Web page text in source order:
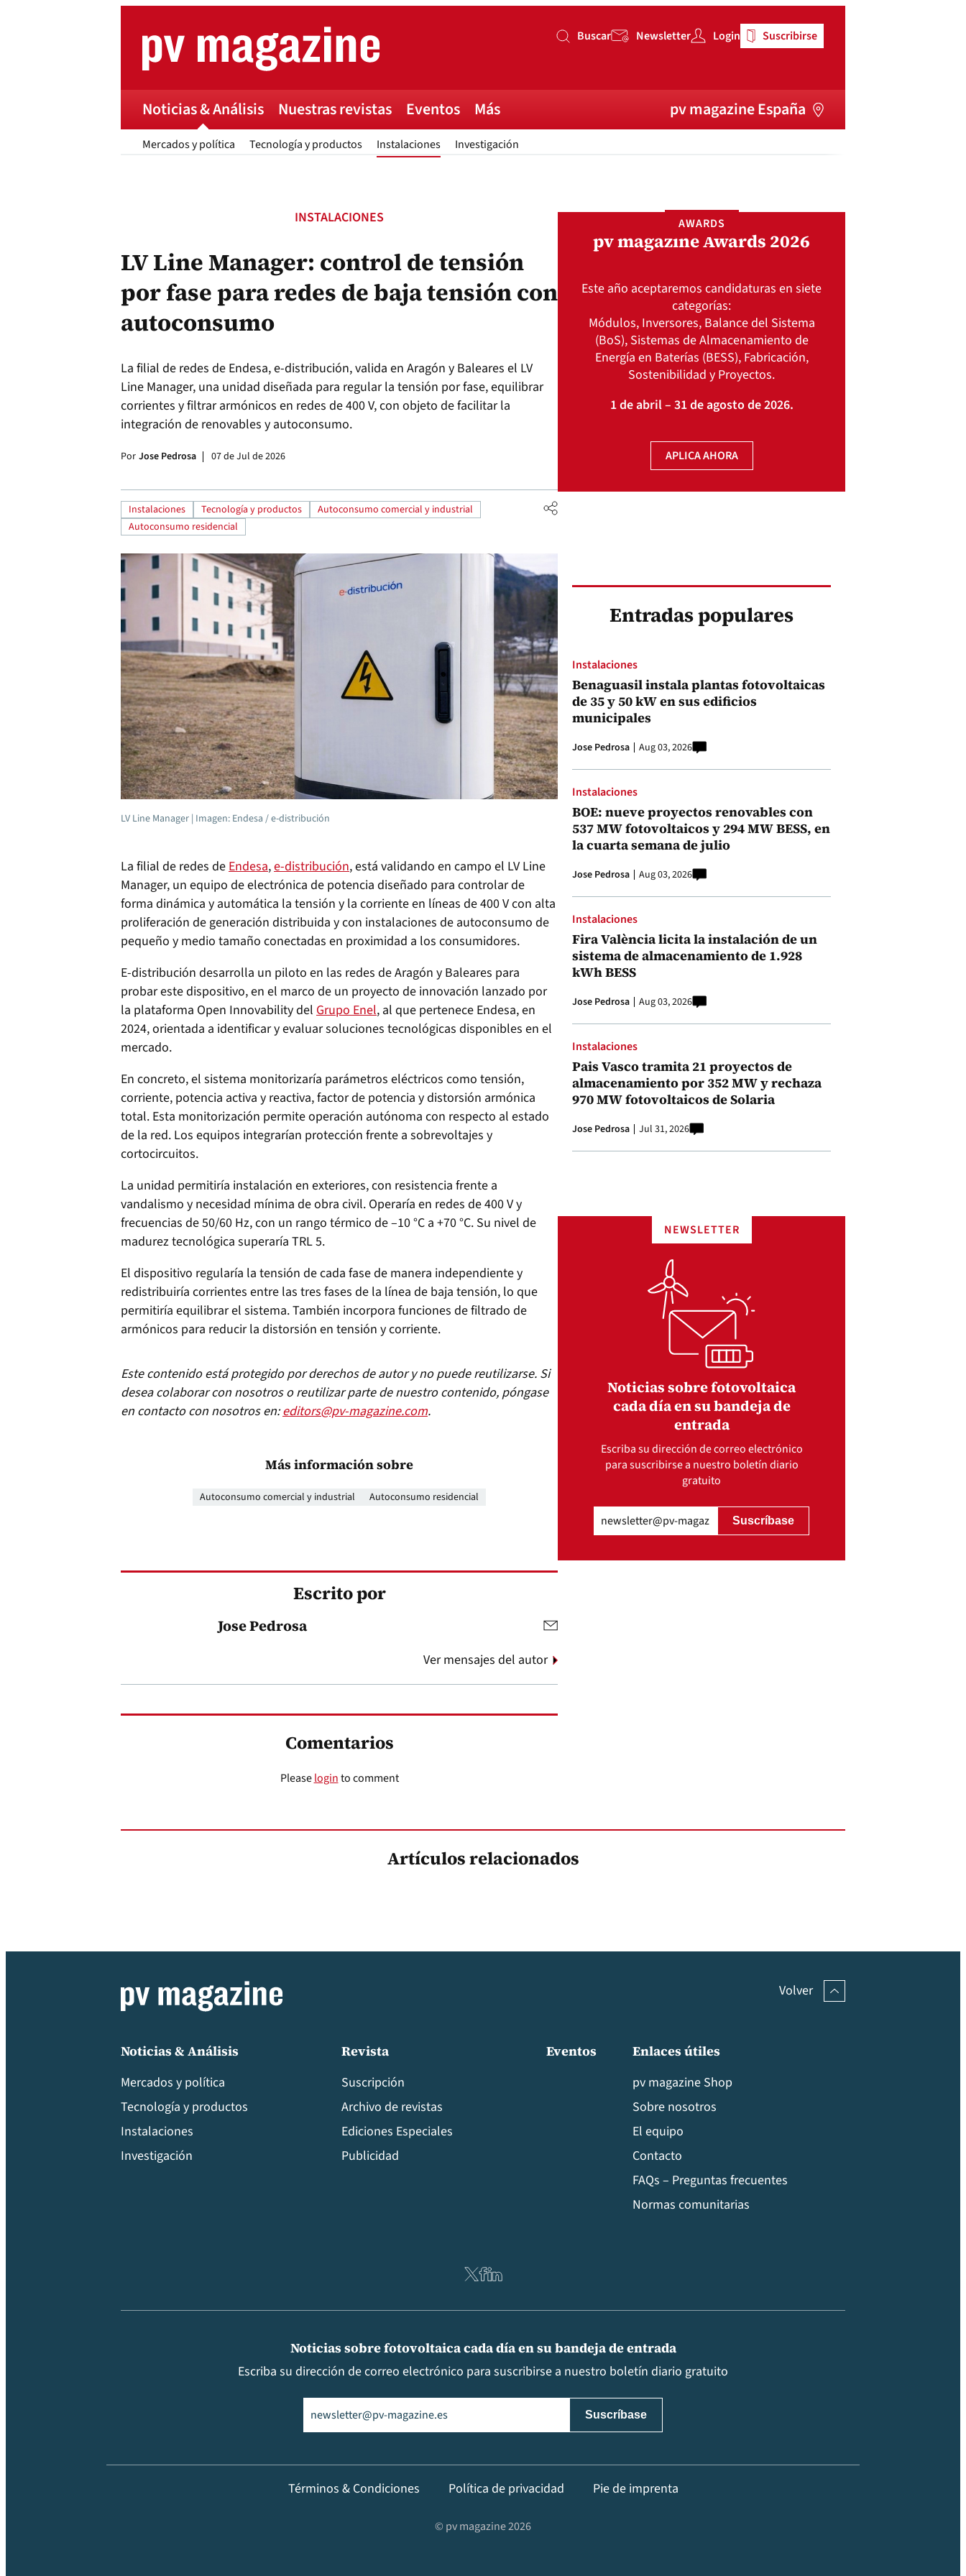
Buscar
Buscar Newsletter Login Suscribirse
Noticias & Análisis
Mercados y política Tecnología y productos Instalaciones Investigación
Nuestras revistas Eventos Más pv magazine España
INSTALACIONES
LV Line Manager: control de tensión
por fase para redes de baja tensión con
autoconsumo
La filial de redes de Endesa, e-distribución, valida en Aragón y Baleares el LV
Line Manager, una unidad diseñada para regular la tensión por fase, equilibrar
corrientes y filtrar armónicos en redes de 400 V, con objeto de facilitar la
integración de renovables y autoconsumo.
Por Jose Pedrosa 07 de Jul de 2026
Instalaciones Tecnología y productos
Autoconsumo comercial y industrial
Autoconsumo residencial
LV Line Manager | Imagen: Endesa / e-distribución
La filial de redes deEndesa,e‑distribución, está validando en campo el LV Line
Manager, un equipo de electrónica de potencia diseñado para controlar de
forma dinámica y automática la tensión y la corriente en líneas de 400 V con alta
proliferación de generación distribuida y con instalaciones de autoconsumo de
pequeño y medio tamaño conectadas en proximidad a los consumidores.
E-distribución desarrolla un piloto en las redes de Aragón y Baleares para
probar este dispositivo, en el marco de un proyecto de innovación lanzado por
la plataforma Open Innovability del Grupo Enel, al que pertenece Endesa, en
2024, orientada a identificar y evaluar soluciones tecnológicas disponibles en el
mercado.
En concreto, el sistema monitorizaría parámetros eléctricos como tensión,
corriente, potencia activa y reactiva, factor de potencia y distorsión armónica
total. Esta monitorización permite operación autónoma con respecto al estado
de la red. Los equipos integrarían protección frente a sobrevoltajes y
cortocircuitos.
La unidad permitiría instalación en exteriores, con resistencia frente a
vandalismo y necesidad mínima de obra civil. Operaría en redes de 400 V y
frecuencias de 50/60 Hz, con un rango térmico de –10 °C a +70 °C. Su nivel de
madurez tecnológica superaría TRL 5.
El dispositivo regularía la tensión de cada fase de manera independiente y
redistribuiría corrientes entre las tres fases de la línea de baja tensión, lo que
permitiría equilibrar el sistema. También incorpora funciones de filtrado de
armónicos para reducir la distorsión en tensión y corriente.
Este contenido está protegido por derechos de autor y no puede reutilizarse. Si
desea colaborar con nosotros o reutilizar parte de nuestro contenido, póngase
en contacto con nosotros en:editors@pv-magazine.com.
Más información sobre
Autoconsumo comercial y industrial Autoconsumo residencial
Escrito por
Jose Pedrosa
Ver mensajes del autor
Comentarios
Pleaseloginto comment
AWARDS
pv magazine Awards 2026
Este año aceptaremos candidaturas en siete
categorías:
Módulos, Inversores, Balance del Sistema
(BoS), Sistemas de Almacenamiento de
Energía en Baterías (BESS), Fabricación,
Sostenibilidad y Proyectos.
1 de abril – 31 de agosto de 2026.
APLICA AHORA
Entradas populares
Instalaciones
Benaguasil instala plantas fotovoltaicas
de 35 y 50 kW en sus edificios
municipales
Jose Pedrosa Aug 03, 2026
Instalaciones
BOE: nueve proyectos renovables con
537 MW fotovoltaicos y 294 MW BESS, en
la cuarta semana de julio
Jose Pedrosa Aug 03, 2026
Instalaciones
Fira València licita la instalación de un
sistema de almacenamiento de 1.928
kWh BESS
Jose Pedrosa Aug 03, 2026
Instalaciones
Pais Vasco tramita 21 proyectos de
almacenamiento por 352 MW y rechaza
970 MW fotovoltaicos de Solaria
Jose Pedrosa Jul 31, 2026
NEWSLETTER
Noticias sobre fotovoltaica
cada día en su bandeja de
entrada
Escriba su dirección de correo electrónico
para suscribirse a nuestro boletín diario
gratuito
(Obligatorio)
Artículos relacionados
Volver
Noticias & Análisis
Mercados y política
Tecnología y productos
Instalaciones
Investigación
Revista
Suscripción
Archivo de revistas
Ediciones Especiales
Publicidad
Eventos
Enlaces útiles
pv magazine Shop
Sobre nosotros
El equipo
Contacto
FAQs – Preguntas frecuentes
Normas comunitarias
Noticias sobre fotovoltaica cada día en su bandeja de entrada
Escriba su dirección de correo electrónico para suscribirse a nuestro boletín diario gratuito
(Obligatorio)
Términos & Condiciones Política de privacidad Pie de imprenta
© pv magazine 2026